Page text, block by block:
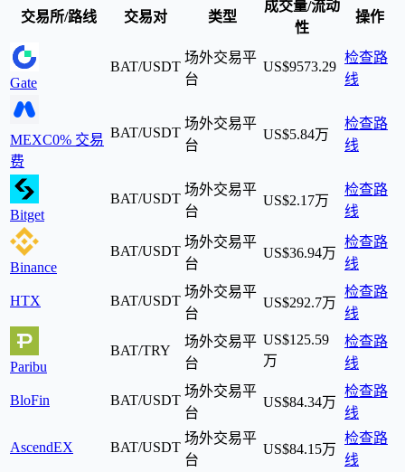
交易所/路线 交易对 类型
成交量/流动
性
操作
Gate
BAT/USDT
场外交易平
台
US$9573.29
检查路
线
MEXC0% 交易
费
BAT/USDT
场外交易平
台
US$5.84万
检查路
线
Bitget
BAT/USDT
场外交易平
台
US$2.17万
检查路
线
Binance
BAT/USDT
场外交易平
台
US$36.94万
检查路
线
HTX BAT/USDT
场外交易平
台
US$292.7万
检查路
线
Paribu
BAT/TRY
场外交易平
台
US$125.59
万
检查路
线
BloFin BAT/USDT
场外交易平
台
US$84.34万
检查路
线
AscendEX BAT/USDT
场外交易平
台
US$84.15万
检查路
线